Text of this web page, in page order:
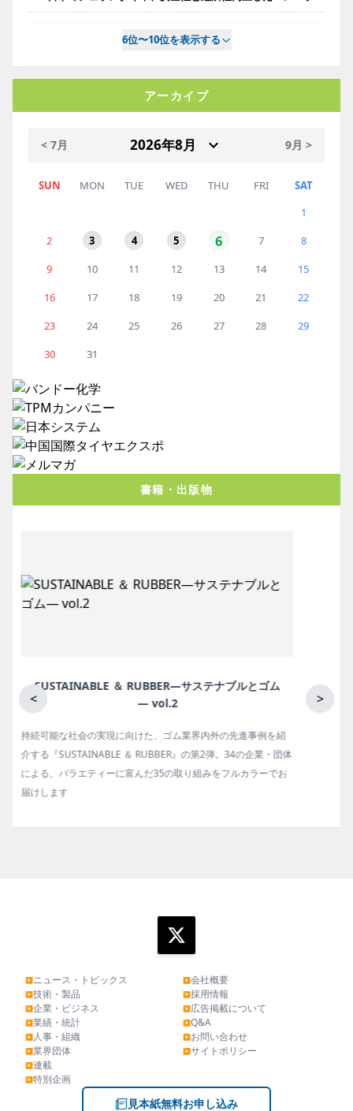
6位〜10位を表示する
アーカイブ
< 7月 9月 >
SUN MON TUE WED THU FRI
SAT
1
2
3 4 5 6 7
8
9
10 11 12 13 14
15
16
17 18 19 20 21
22
23
24 25 26 27 28
29
30
31
書籍・出版物
< >
月刊ラバーインダストリー／単品
ゴム報知新聞の姉妹誌。ゴム・エラストマー製品・市場分野別
の動向、新製品・技術、原材料動向、設備・機械の紹介、イン
タビュー、海外企業情報、統計などをコンパクトに掲載してい
ます。エッセイ（寄稿）も充実。
▶ニュース・トピックス
▶技術・製品
▶企業・ビジネス
▶業績・統計
▶人事・組織
▶業界団体
▶連載
▶特別企画
▶会社概要
▶採用情報
▶広告掲載について
▶Q&A
▶お問い合わせ
▶サイトポリシー
見本紙無料お申し込み